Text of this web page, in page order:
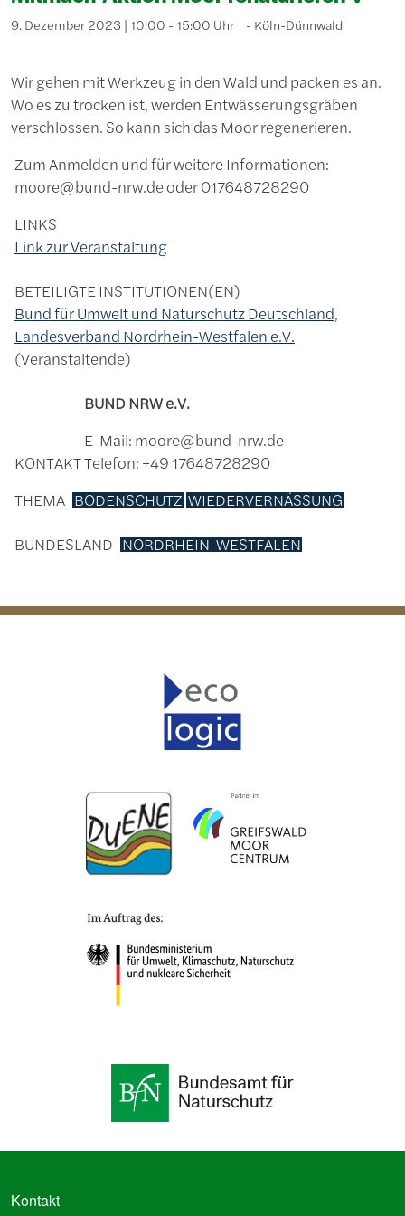
9. Dezember 2023 | 10:00 - 15:00 Uhr Köln-Dünnwald
Wir gehen mit Werkzeug in den Wald und packen es an.
Wo es zu trocken ist, werden Entwässerungsgräben
verschlossen. So kann sich das Moor regenerieren.
Zum Anmelden und für weitere Informationen:
moore@bund-nrw.de oder 017648728290
LINKS
Link zur Veranstaltung
BETEILIGTE INSTITUTIONEN(EN)
Bund für Umwelt und Naturschutz Deutschland,
Landesverband Nordrhein-Westfalen e.V.
Veranstaltende
KONTAKT
BUND NRW e.V.
E-Mail: moore@bund-nrw.de
Telefon: +49 17648728290
THEMA BODENSCHUTZ WIEDERVERNÄSSUNG
BUNDESLAND NORDRHEIN-WESTFALEN
Kontakt